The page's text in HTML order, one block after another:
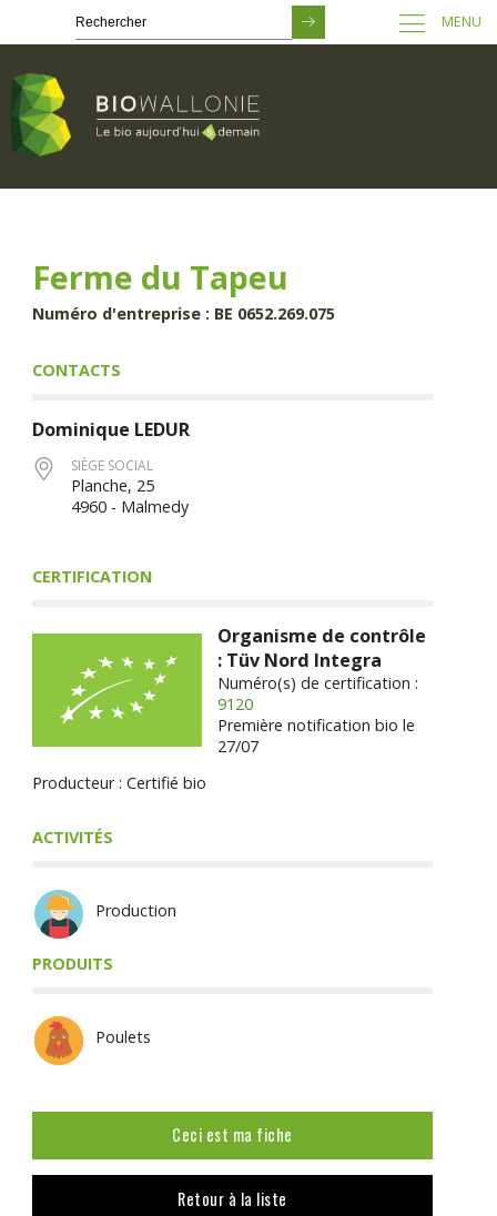
principal
MENU
Ferme du Tapeu
Numéro d'entreprise : BE 0652.269.075
CONTACTS
Dominique LEDUR
SIÈGE SOCIAL
Planche, 25
4960 - Malmedy
CERTIFICATION
Organisme de contrôle
: Tüv Nord Integra
Numéro(s) de certification :
9120
Première notification bio le
27/07
Producteur : Certifié bio
ACTIVITÉS
Production
PRODUITS
Poulets
Ceci est ma fiche
Retour à la liste